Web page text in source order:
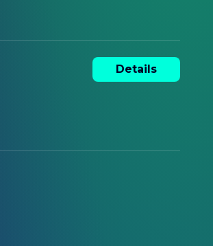
Details